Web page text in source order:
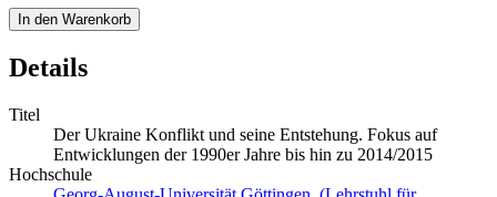
In den Warenkorb
Details
Titel
Der Ukraine Konflikt und seine Entstehung. Fokus auf
Entwicklungen der 1990er Jahre bis hin zu 2014/2015
Hochschule